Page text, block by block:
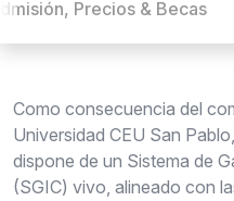
Precios & Becas
Como consecuencia del
Universidad CEU San
dispone de un Sistema de
(SGIC) vivo, alineado con